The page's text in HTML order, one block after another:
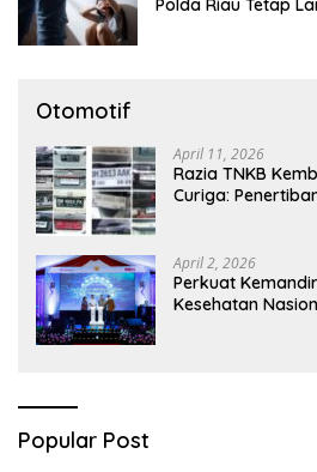
Polda Riau Tetap
Otomotif
April 11, 2026
Razia TNKB
Curiga:
April 2, 2026
Perkuat
Kesehatan
Popular Post